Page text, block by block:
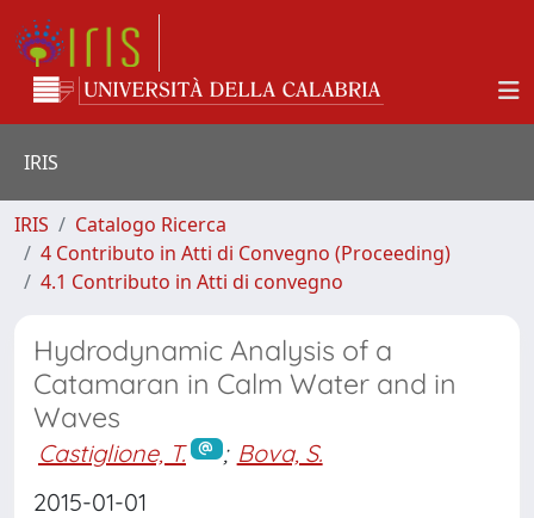
IRIS
IRIS
Catalogo Ricerca
4 Contributo in Atti di Convegno (Proceeding)
4.1 Contributo in Atti di convegno
Hydrodynamic Analysis of a
Catamaran in Calm Water and in
Waves
Castiglione, T. ; Bova, S.
2015-01-01